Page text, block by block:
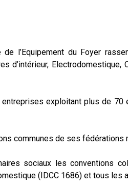
de l’Equipement du Foyer
d’intérieur,
entreprises exploitant plus de
communes de ses
sociaux les conventions
(IDCC 1686) et tous les